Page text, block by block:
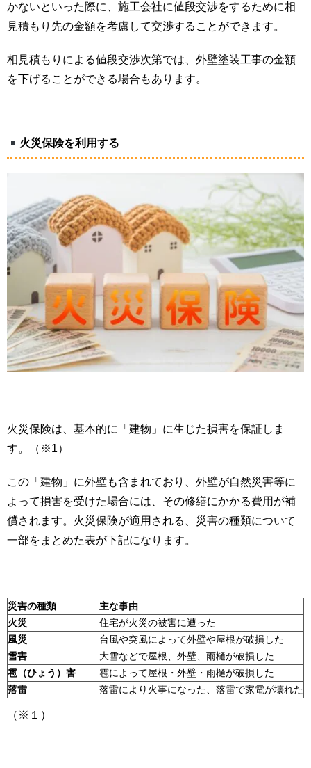
かないといった際に、施工会社に値段交渉をするために相
見積もり先の金額を考慮して交渉することができます。
相見積もりによる値段交渉次第では、外壁塗装工事の金額
を下げることができる場合もあります。
火災保険を利用する
火災保険は、基本的に「建物」に生じた損害を保証しま
す。（※1）
この「建物」に外壁も含まれており、外壁が自然災害等に
よって損害を受けた場合には、その修繕にかかる費用が補
償されます。火災保険が適用される、災害の種類について
一部をまとめた表が下記になります。
災害の種類
主な事由
火災
住宅が火災の被害に遭った
風災
台風や突風によって外壁や屋根が破損した
雪害
大雪などで屋根、外壁、雨樋が破損した
雹（ひょう）害
雹によって屋根・外壁・雨樋が破損した
落雷
落雷により火事になった、落雷で家電が壊れた
（※１）